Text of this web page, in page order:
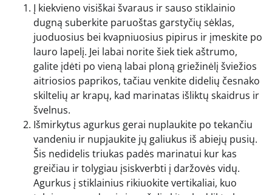
Į kiekvieno visiškai švaraus ir sauso stiklainio
dugną suberkite paruoštas garstyčių sėklas,
juoduosius bei kvapniuosius pipirus ir įmeskite po
lauro lapelį. Jei labai norite šiek tiek aštrumo,
galite įdėti po vieną labai ploną griežinėlį šviežios
aitriosios paprikos, tačiau venkite didelių česnako
skiltelių ar krapų, kad marinatas išliktų skaidrus ir
švelnus.
Išmirkytus agurkus gerai nuplaukite po tekančiu
vandeniu ir nupjaukite jų galiukus iš abiejų pusių.
Šis nedidelis triukas padės marinatui kur kas
greičiau ir tolygiau įsiskverbti į daržovės vidų.
Agurkus į stiklainius rikiuokite vertikaliai, kuo